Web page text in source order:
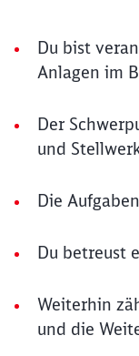
Du bist
Anlagen im
Der
und
Die
Du betreust
Weiterhin
und die